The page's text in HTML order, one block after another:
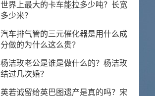
世界上最大的卡车能拉多少吨？长宽
多少米？
汽车排气管的三元催化器是用什么成
分做的为什么这么贵？
杨洁玫老公是谁是做什么的？杨洁玫
结过几次婚？
英若诚留给英巴图遗产是真的吗？宋